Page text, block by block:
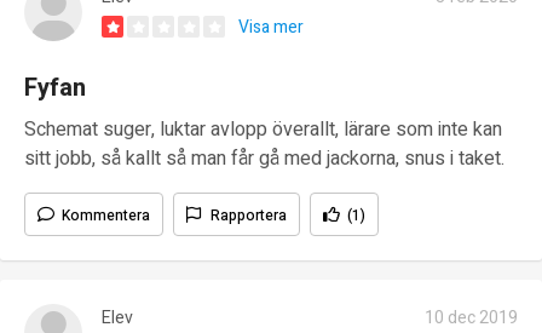
Visa mer
Fyfan
Schemat suger, luktar avlopp överallt, lärare som inte kan
sitt jobb, så kallt så man får gå med jackorna, snus i taket.
Kommentera Rapportera (1)
Elev
10 dec 2019